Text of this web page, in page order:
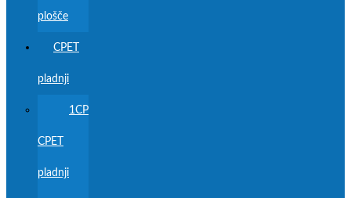
plošče
CPET
pladnji
1CP
CPET
pladnji